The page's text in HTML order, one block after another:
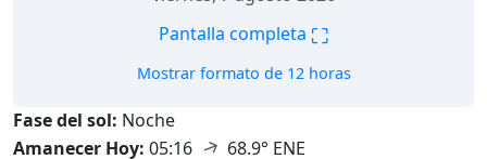
Pantalla completa ⛶
Mostrar formato de 12 horas
Fase del sol: Noche
Amanecer Hoy: 05:16 ↑ 68.9° ENE